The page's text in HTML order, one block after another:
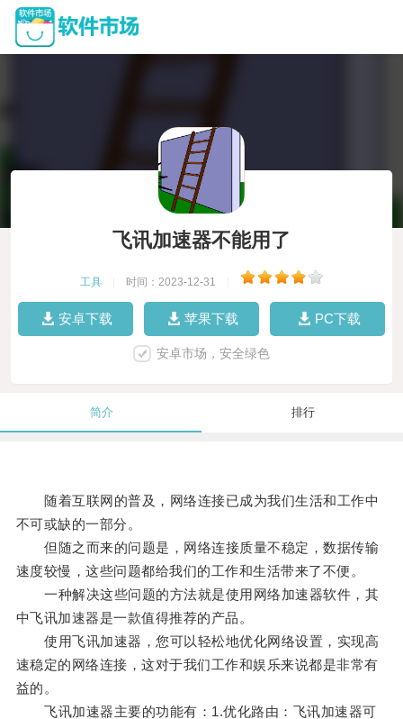
飞讯加速器不能用了
工具 时间：2023-12-31
安卓下载 苹果下载 PC下载
安卓市场，安全绿色
简介 排行
随着互联网的普及，网络连接已成为我们生活和工作中
不可或缺的一部分。
但随之而来的问题是，网络连接质量不稳定，数据传输
速度较慢，这些问题都给我们的工作和生活带来了不便。
一种解决这些问题的方法就是使用网络加速器软件，其
中飞讯加速器是一款值得推荐的产品。
使用飞讯加速器，您可以轻松地优化网络设置，实现高
速稳定的网络连接，这对于我们工作和娱乐来说都是非常有
益的。
飞讯加速器主要的功能有：1.优化路由：飞讯加速器可